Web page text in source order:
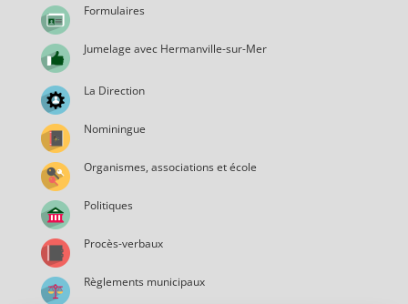
Formulaires
Jumelage avec Hermanville-sur-Mer
La Direction
Nominingue
Organismes, associations et école
Politiques
Procès-verbaux
Règlements municipaux